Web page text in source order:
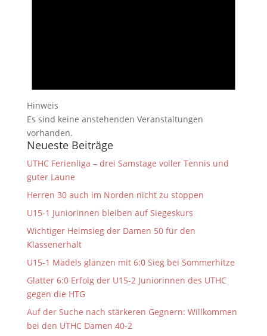
Hinweis
Es sind keine anstehenden Veranstaltungen
vorhanden.
Neueste Beiträge
UTHC Ferienliga – drei Samstage voller Tennis und
guter Laune
Herren 30 auch im Norden nicht zu stoppen
U15-1 Juniorinnen bleiben auf Siegeskurs
Wichtiger Heimsieg der Damen 50 für den
Klassenerhalt
U15-1 Mädels glänzen mit 6:0 Sieg bei Sommerhitze
Glatter 6:0 Erfolg der U15-2 Juniorinnen des UTHC
gegen die HTG
Auf der Suche nach stärkeren Gegnern: Willkommen
bei den UTHC Damen 40-2